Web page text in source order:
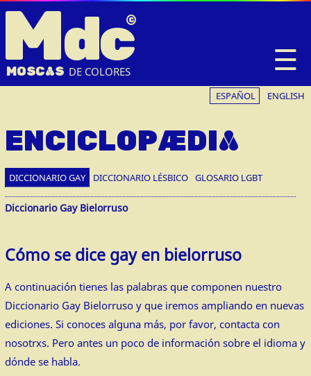
☰
Mdc
MOSCAS DE COLORES
ESPAÑOL ENGLISH
ENCICLOPÆDIA
DICCIONARIO GAY DICCIONARIO LÉSBICO GLOSARIO LGBT
Diccionario Gay Bielorruso
Cómo se dice gay en bielorruso
A continuación tienes las palabras que componen nuestro
Diccionario Gay Bielorruso y que iremos ampliando en nuevas
ediciones. Si conoces alguna más, por favor, contacta con
nosotrxs. Pero antes un poco de información sobre el idioma y
dónde se habla.